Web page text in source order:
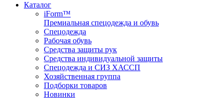
Каталог
iForm™
Премиальная спецодежда и обувь
Спецодежда
Рабочая обувь
Средства защиты рук
Средства индивидуальной защиты
Спецодежда и СИЗ ХАССП
Хозяйственная группа
Подборки товаров
Новинки